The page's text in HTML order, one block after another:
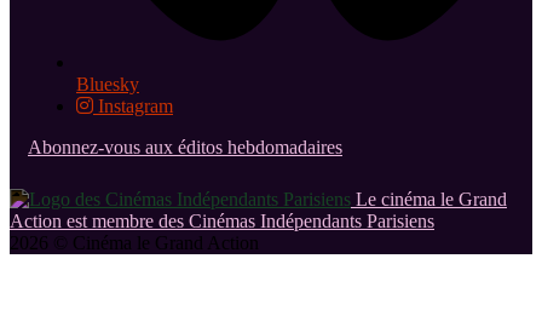
Bluesky
Instagram
Abonnez-vous aux éditos hebdomadaires
Le cinéma le Grand
Action est membre des Cinémas Indépendants Parisiens
2026 © Cinéma le Grand Action